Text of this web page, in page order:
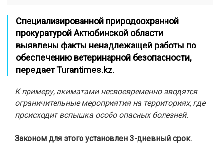
Специализированной природоохранной
прокуратурой Актюбинской области
выявлены факты ненадлежащей работы по
обеспечению ветеринарной безопасности,
передает Turantimes.kz.
К примеру, акиматами несвоевременно вводятся
ограничительные мероприятия на территориях, где
происходит вспышка особо опасных болезней.
Законом для этого установлен 3-дневный срок.